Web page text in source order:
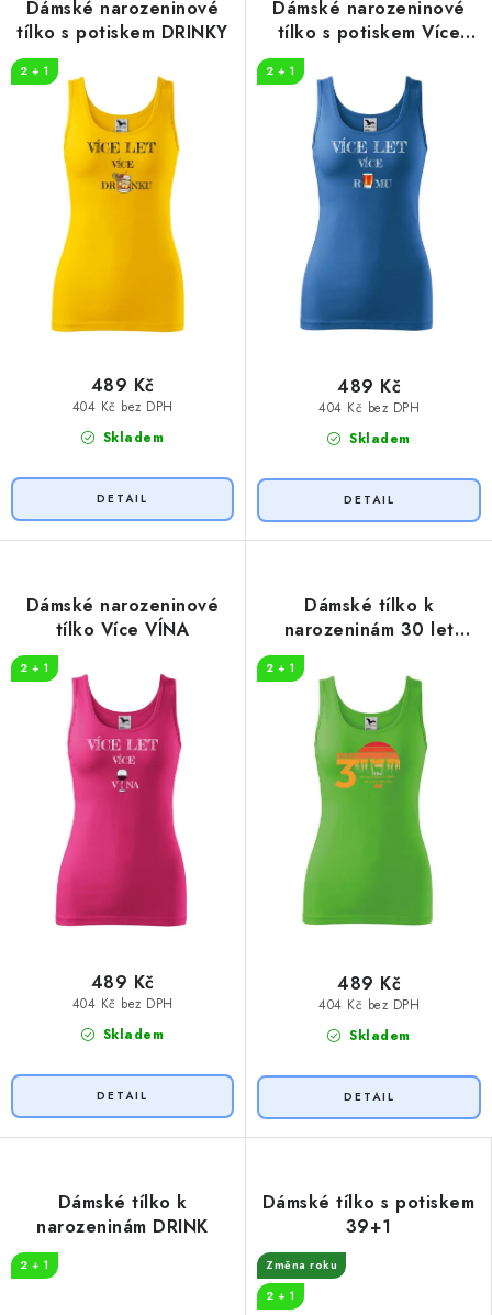
o
d
r
o
Dámské narozeninové
tílko s potiskem DRINKY
2 + 1
Skladem
404 Kč bez DPH
489 Kč
Dámské narozeninové
tílko s potiskem Více
2 + 1
Skladem
404 Kč bez DPH
489 Kč
Dámské narozeninové
tílko Více VÍNA
2 + 1
Skladem
404 Kč bez DPH
489 Kč
Dámské tílko k
narozeninám 30 let
2 + 1
Skladem
404 Kč bez DPH
489 Kč
Dámské tílko k
narozeninám DRINK
2 + 1
Dámské tílko s potiskem
39+1
Změna roku
2 + 1